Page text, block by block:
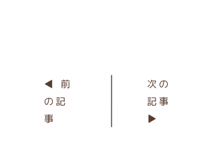
◀ 前
の記
事
次の
記事
▶